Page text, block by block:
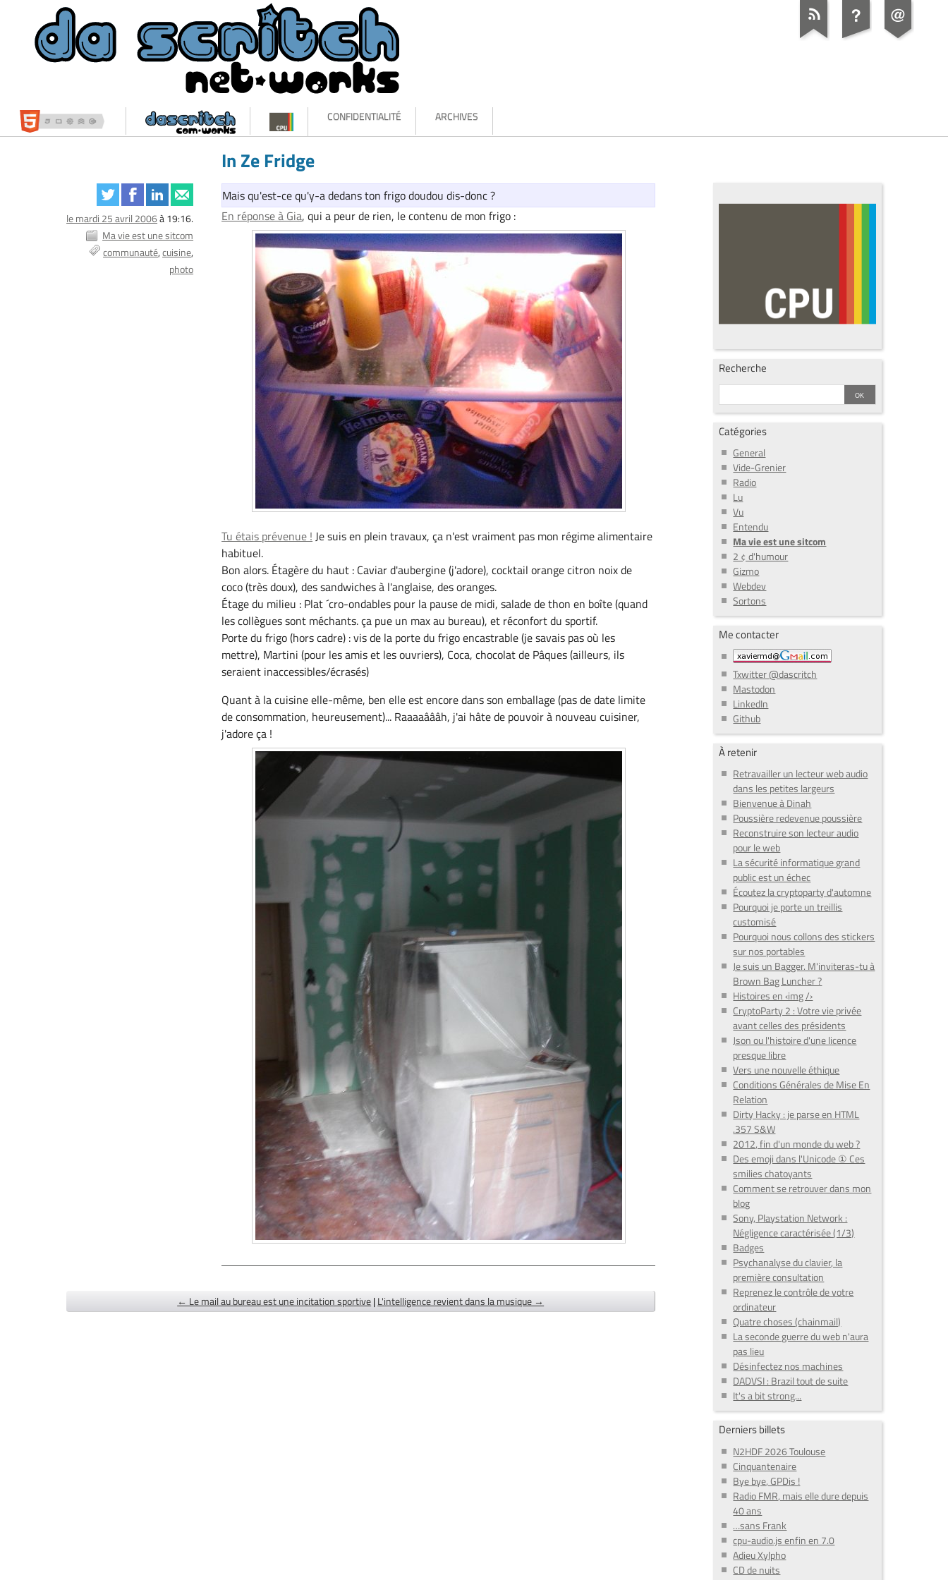
CONFIDENTIALITÉ ARCHIVES
In Ze Fridge
le mardi 25 avril 2006à 19:16.
Ma vie est une sitcom
communauté cuisine
photo
Mais qu'est-ce qu'y-a dedans ton frigo doudou dis-donc ?
En réponse à Gia, qui a peur de rien, le contenu de mon frigo :
Tu étais prévenue ! Je suis en plein travaux, ça n'est vraiment pas mon régime alimentaire
habituel.
Bon alors. Étagère du haut : Caviar d'aubergine (j'adore), cocktail orange citron noix de
coco (très doux), des sandwiches à l'anglaise, des oranges.
Étage du milieu : Plat ´cro-ondables pour la pause de midi, salade de thon en boîte (quand
les collègues sont méchants. ça pue un max au bureau), et réconfort du sportif.
Porte du frigo (hors cadre) : vis de la porte du frigo encastrable (je savais pas où les
mettre), Martini (pour les amis et les ouvriers), Coca, chocolat de Pâques (ailleurs, ils
seraient inaccessibles/écrasés)
Quant à la cuisine elle-même, ben elle est encore dans son emballage (pas de date limite
de consommation, heureusement)... Raaaaâââh, j'ai hâte de pouvoir à nouveau cuisiner,
j'adore ça !
← Le mail au bureau est une incitation sportive|L'intelligence revient dans la musique →
Recherche
Catégories
General
Vide-Grenier
Radio
Lu
Vu
Entendu
Ma vie est une sitcom
2 ¢ d'humour
Gizmo
Webdev
Sortons
Me contacter
Txwitter @dascritch
Mastodon
LinkedIn
Github
À retenir
Retravailler un lecteur web audio
dans les petites largeurs
Bienvenue à Dinah
Poussière redevenue poussière
Reconstruire son lecteur audio
pour le web
La sécurité informatique grand
public est un échec
Écoutez la cryptoparty d'automne
Pourquoi je porte un treillis
customisé
Pourquoi nous collons des stickers
sur nos portables
Je suis un Bagger. M'inviteras-tu à
Brown Bag Luncher ?
Histoires en ‹img /›
CryptoParty 2 : Votre vie privée
avant celles des présidents
Json ou l'histoire d'une licence
presque libre
Vers une nouvelle éthique
Conditions Générales de Mise En
Relation
Dirty Hacky : je parse en HTML
.357 S&W
2012, fin d'un monde du web ?
Des emoji dans l'Unicode ① Ces
smilies chatoyants
Comment se retrouver dans mon
blog
Sony, Playstation Network :
Négligence caractérisée (1/3)
Badges
Psychanalyse du clavier, la
première consultation
Reprenez le contrôle de votre
ordinateur
Quatre choses (chainmail)
La seconde guerre du web n'aura
pas lieu
Désinfectez nos machines
DADVSI : Brazil tout de suite
It's a bit strong...
Derniers billets
N2HDF 2026 Toulouse
Cinquantenaire
Bye bye, GPDis !
Radio FMR, mais elle dure depuis
40 ans
…sans Frank
cpu-audio.js enfin en 7.0
Adieu Xylpho
CD de nuits